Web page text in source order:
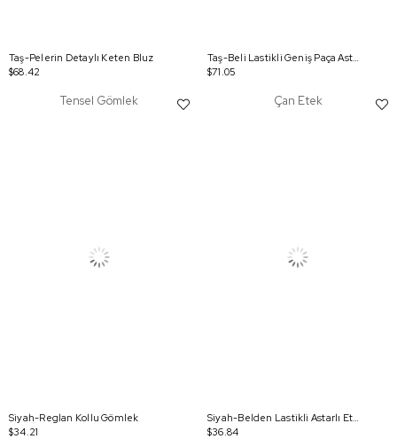
Taş-Pelerin Detaylı Keten Bluz
$68.42
Taş-Beli Lastikli Geniş Paça Astarlı Pantolon
$71.05
Tensel Gömlek
Siyah-Reglan Kollu Gömlek
$34.21
Çan Etek
Siyah-Belden Lastikli Astarlı Etek
$36.84